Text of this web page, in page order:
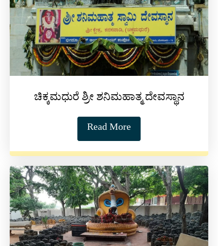
ಚಿಕ್ಕಮಧುರೆ ಶ್ರೀ ಶನಿಮಹಾತ್ಮ ದೇವಸ್ಥಾನ
Read More